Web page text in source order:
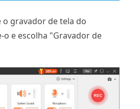
o gravador de tela do
o e escolha "Gravador de